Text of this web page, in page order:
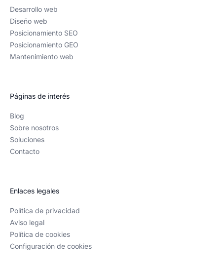
Desarrollo web
Diseño web
Posicionamiento SEO
Posicionamiento GEO
Mantenimiento web
Páginas de interés
Blog
Sobre nosotros
Soluciones
Contacto
Enlaces legales
Política de privacidad
Aviso legal
Política de cookies
Configuración de cookies